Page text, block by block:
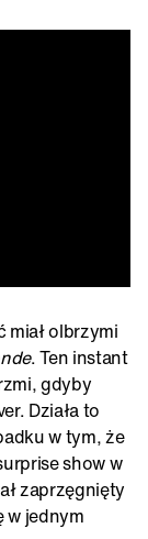
olbrzymi
. Ten instant
gdyby
Działa to
w tym, że
show w
zaprzęgnięty
w jednym